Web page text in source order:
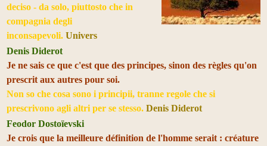
deciso - da solo, piuttosto che in
compagnia degli
inconsapevoli. Univers
Denis Diderot
Je ne sais ce que c'est que des principes, sinon des règles qu'on
prescrit aux autres pour soi.
Non so che cosa sono i principii, tranne regole che si
prescrivono agli altri per se stesso. Denis Diderot
Feodor Dostoïevski
Je crois que la meilleure définition de l'homme serait : créature